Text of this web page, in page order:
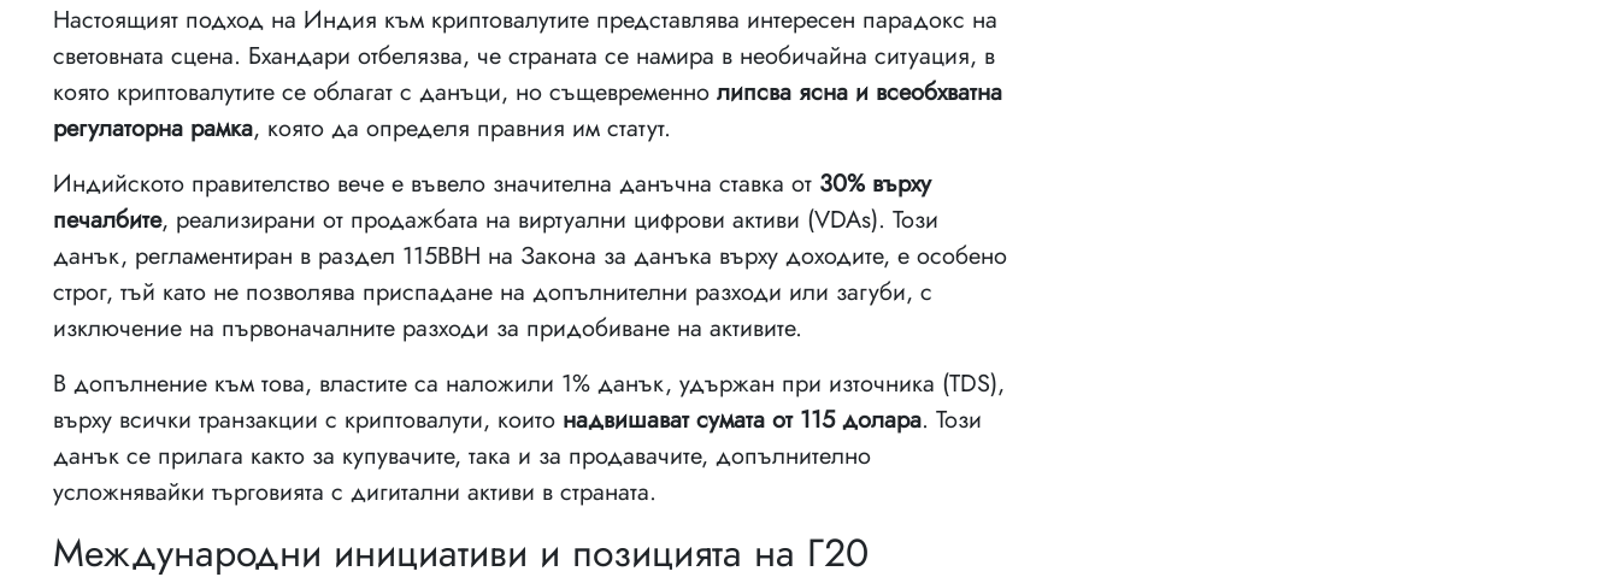
Настоящият подход на Индия към криптовалутите представлява интересен парадокс на
световната сцена. Бхандари отбелязва, че страната се намира в необичайна ситуация, в
която криптовалутите се облагат с данъци, но същевременно липсва ясна и всеобхватна
регулаторна рамка, която да определя правния им статут.
Индийското правителство вече е въвело значителна данъчна ставка от 30% върху
печалбите, реализирани от продажбата на виртуални цифрови активи (VDAs). Този
данък, регламентиран в раздел 115BBH на Закона за данъка върху доходите, е особено
строг, тъй като не позволява приспадане на допълнителни разходи или загуби, с
изключение на първоначалните разходи за придобиване на активите.
В допълнение към това, властите са наложили 1% данък, удържан при източника (TDS),
върху всички транзакции с криптовалути, които надвишават сумата от 115 долара. Този
данък се прилага както за купувачите, така и за продавачите, допълнително
усложнявайки търговията с дигитални активи в страната.
Международни инициативи и позицията на Г20